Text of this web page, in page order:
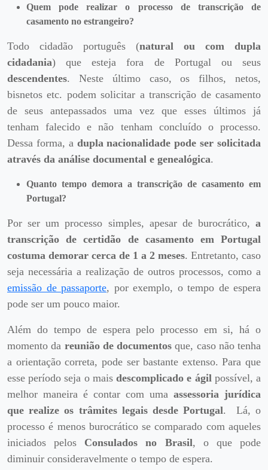
Quem pode realizar o processo de transcrição de
casamento no estrangeiro?
Todo cidadão português (natural ou com dupla
cidadania) que esteja fora de Portugal ou seus
descendentes. Neste último caso, os filhos, netos,
bisnetos etc. podem solicitar a transcrição de casamento
de seus antepassados uma vez que esses últimos já
tenham falecido e não tenham concluído o processo.
Dessa forma, a dupla nacionalidade pode ser solicitada
através da análise documental e genealógica.
Quanto tempo demora a transcrição de casamento em
Portugal?
Por ser um processo simples, apesar de burocrático, a
transcrição de certidão de casamento em Portugal
costuma demorar cerca de 1 a 2 meses. Entretanto, caso
seja necessária a realização de outros processos, como a
emissão de passaporte, por exemplo, o tempo de espera
pode ser um pouco maior.
Além do tempo de espera pelo processo em si, há o
momento da reunião de documentos que, caso não tenha
a orientação correta, pode ser bastante extenso. Para que
esse período seja o maisdescomplicado e ágil possível, a
melhor maneira é contar com uma assessoria jurídica
que realize os trâmites legais desde Portugal. Lá, o
processo é menos burocrático se comparado com aqueles
iniciados pelos Consulados no Brasil, o que pode
diminuir consideravelmente o tempo de espera.